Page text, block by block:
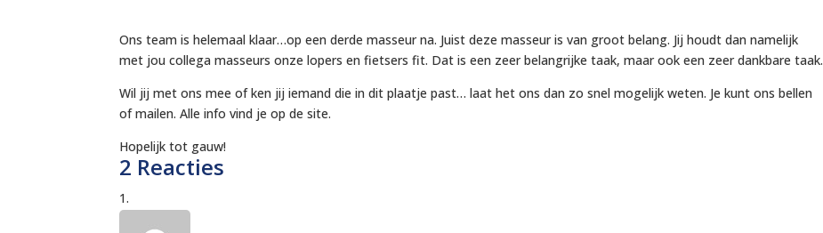
Ons team is helemaal klaar…op een derde masseur na. Juist deze masseur is van groot belang. Jij houdt dan namelijk
met jou collega masseurs onze lopers en fietsers fit. Dat is een zeer belangrijke taak, maar ook een zeer dankbare taak.
Wil jij met ons mee of ken jij iemand die in dit plaatje past… laat het ons dan zo snel mogelijk weten. Je kunt ons bellen
of mailen. Alle info vind je op de site.
Hopelijk tot gauw!
2 Reacties